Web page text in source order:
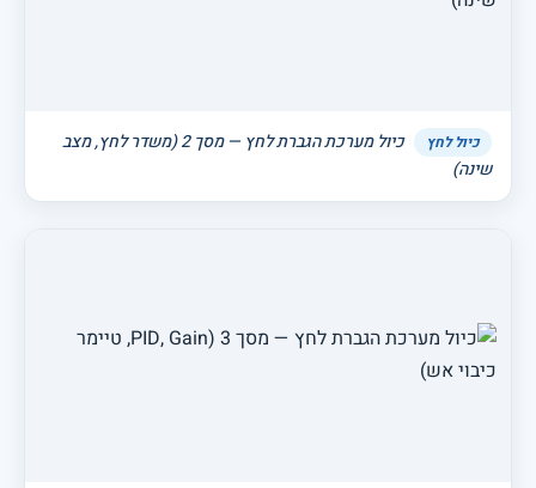
כיול לחץ
כיול מערכת הגברת לחץ — מסך 2 (משדר לחץ, מצב
שינה)